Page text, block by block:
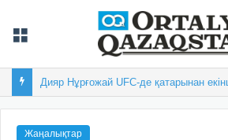
Жаңалықтар